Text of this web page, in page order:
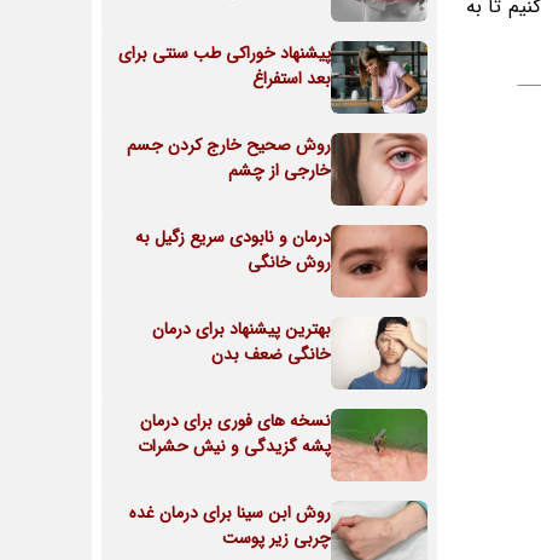
تا به
پیشنهاد خوراکی طب سنتی برای
بعد استفراغ
روش صحیح خارج کردن جسم
خارجی از چشم
درمان و نابودی سریع زگیل به
روش خانگی
بهترین پیشنهاد برای درمان
خانگی ضعف بدن
نسخه های فوری برای درمان
پشه گزیدگی و نیش حشرات
روش ابن سینا برای درمان غده
چربی زیر پوست